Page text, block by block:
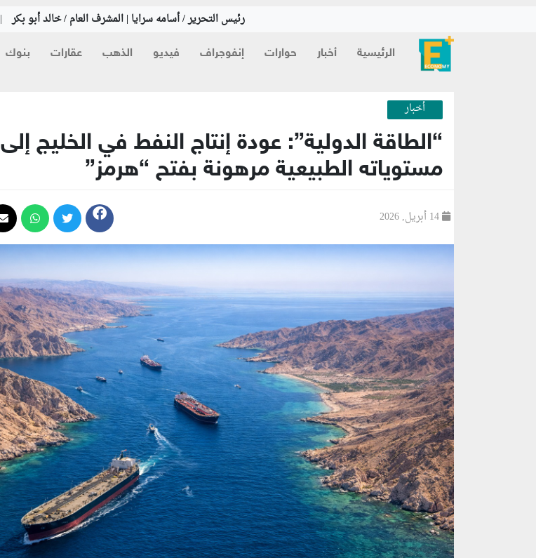
رئيس التحرير / أسامه سرايا | المشرف العام / خالد أبو بكر |
الرئيسية أخبار حوارات إنفوجراف فيديو الذهب عقارات بنوك
أخبار
“الطاقة الدولية”: عودة إنتاج النفط في الخليج إلى
مستوياته الطبيعية مرهونة بفتح “هرمز”